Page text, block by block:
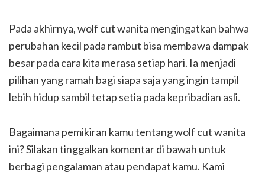
Pada akhirnya, wolf cut wanita mengingatkan bahwa
perubahan kecil pada rambut bisa membawa dampak
besar pada cara kita merasa setiap hari. Ia menjadi
pilihan yang ramah bagi siapa saja yang ingin tampil
lebih hidup sambil tetap setia pada kepribadian asli.
Bagaimana pemikiran kamu tentang wolf cut wanita
ini? Silakan tinggalkan komentar di bawah untuk
berbagi pengalaman atau pendapat kamu. Kami